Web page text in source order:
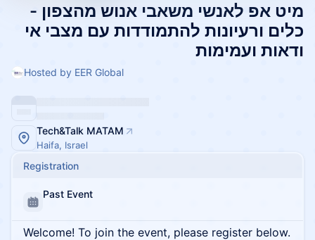
מיט אפ לאנשי משאבי אנוש מהצפון -
כלים ורעיונות להתמודדות עם מצבי אי
ודאות ועמימות
Hosted by EER Global
Tech&Talk MATAM
Haifa, Israel
Registration
Past Event
Welcome! To join the event, please register below.